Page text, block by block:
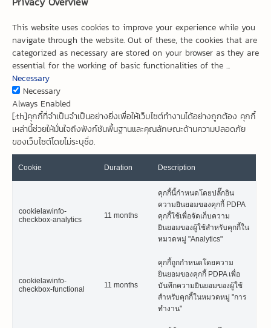
This website uses cookies to improve your experience while you
navigate through the website. Out of these, the cookies that are
categorized as necessary are stored on your browser as they are
essential for the working of basic functionalities of the ...
Necessary
Necessary
Always Enabled
[:th]คุกกี้ที่จำเป็นจำเป็นอย่างยิ่งเพื่อให้เว็บไซต์ทำงานได้อย่างถูกต้อง คุกกี้
เหล่านี้ช่วยให้มั่นใจถึงฟังก์ชันพื้นฐานและคุณลักษณะด้านความปลอดภัย
ของเว็บไซต์โดยไม่ระบุชื่อ.
Cookie Duration Description
cookielawinfo-
checkbox-analytics
11 months
คุกกี้นี้กำหนดโดยปลั๊กอิน
ความยินยอมของคุกกี้ PDPA
คุกกี้ใช้เพื่อจัดเก็บความ
ยินยอมของผู้ใช้สำหรับคุกกี้ใน
หมวดหมู่ "Analytics"
cookielawinfo-
checkbox-functional
11 months
คุกกี้ถูกกำหนดโดยความ
ยินยอมของคุกกี้ PDPA เพื่อ
บันทึกความยินยอมของผู้ใช้
สำหรับคุกกี้ในหมวดหมู่ "การ
ทำงาน"